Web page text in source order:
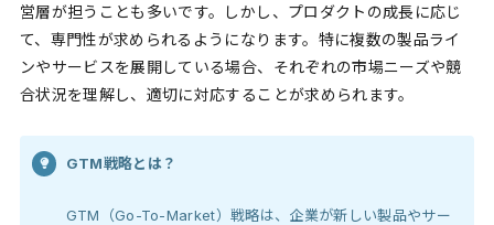
営層が担うことも多いです。しかし、プロダクトの成長に応じ
て、専門性が求められるようになります。特に複数の製品ライ
ンやサービスを展開している場合、それぞれの市場ニーズや競
合状況を理解し、適切に対応することが求められます。
GTM戦略とは？
GTM（Go-To-Market）戦略は、企業が新しい製品やサー